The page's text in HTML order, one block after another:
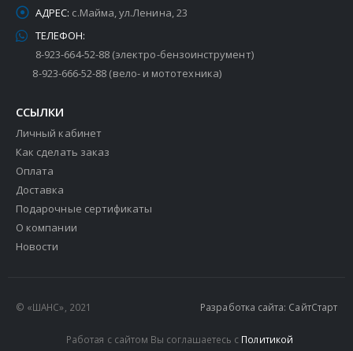
АДРЕС: с.Майма, ул.Ленина, 23
ТЕЛЕФОН:
8-923-664-52-88 (электро-бензоинструмент)
8-923-666-52-88 (вело- и мототехника)
ССЫЛКИ
Личный кабинет
Как сделать заказ
Оплата
Доставка
Подарочные сертификаты
О компании
Новости
© «ШАНС», 2021 Разработка сайта: СайтСтарт
Работая с сайтом Вы соглашаетесь с Политикой